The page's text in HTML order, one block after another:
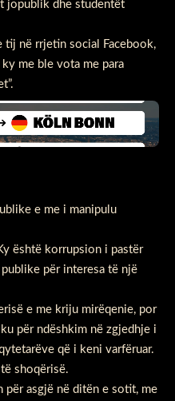
jopublik dhe studentët
tij në rrjetin social Facebook,
me ble vota me para
e me i manipulu
është korrupsion i pastër
për interesa të një
e me kriju mirëqenie, por
për ndëshkim në zgjedhje i
që i keni varfëruar.
shoqërisë.
për asgjë në ditën e sotit, me